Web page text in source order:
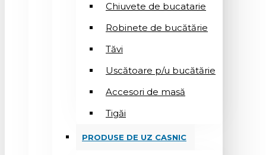
Chiuvete de bucatarie
Robinete de bucătărie
Tăvi
Uscătoare p/u bucătărie
Accesori de masă
Tigăi
PRODUSE DE UZ CASNIC